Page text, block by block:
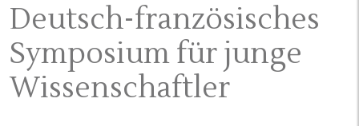
Deutsch-französisches
Symposium für junge
Wissenschaftler